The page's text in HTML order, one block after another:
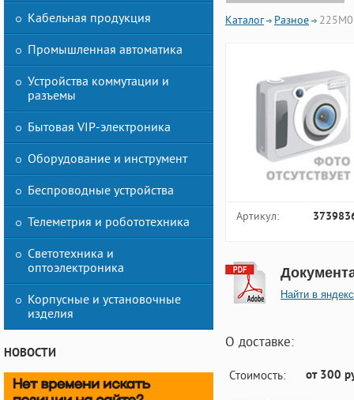
Кабельная продукция
Промышленная автоматика
Устройства коммутации и
разъемы
Бытовая VIP-электроника
Оборудование и инструмент
Беспроводные устройства
Телеметрия и робототехника
Светотехника и
оптоэлектроника
Корпусные и установочные
изделия
НОВОСТИ
Каталог Разное
Артикул:
Найти в яндекс
О доставке:
Стоимость: от 300